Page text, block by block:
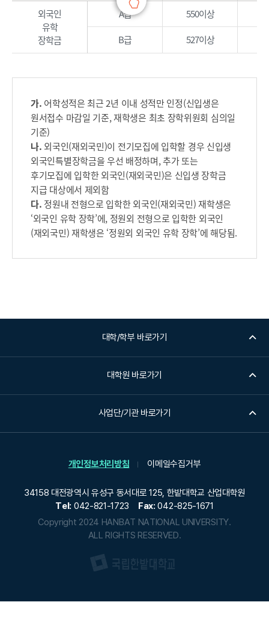
외국인
유학
장학금
A급 550이상
B급 527이상
가. 어학성적은 최근 2년 이내 성적만 인정(신입생은
원서접수 마감일 기준, 재학생은 최초 장학위원회 심의일
기준)
나. 외국인(재외국민)이 전기모집에 입학할 경우 신입생
외국인특별장학금을 우선 배정하며, 추가 또는
후기모집에 입학한 외국인(재외국민)은 신입생 장학금
지급 대상에서 제외함
다. 정원내 전형으로 입학한 외국인(재외국민) 재학생은
‘외국인 유학 장학’에, 정원외 전형으로 입학한 외국인
(재외국민) 재학생은 ‘정원외 외국인 유학 장학’에 해당됨.
대학/학부 바로가기
대학원 바로가기
사업단/기관 바로가기
개인정보처리방침 이메일수집거부
34158 대전광역시 유성구 동서대로 125, 한밭대학교 산업대학원
Tel: 042-821-1723 Fax: 042-825-1671
Copyright 2024 HANBAT NATIONAL UNIVERSITY.
ALL RIGHTS RESERVED.